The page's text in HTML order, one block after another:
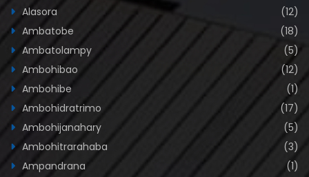
Alasora
(12)
Ambatobe
(18)
Ambatolampy
(5)
Ambohibao
(12)
Ambohibe
(1)
Ambohidratrimo
(17)
Ambohijanahary
(5)
Ambohitrarahaba
(3)
Ampandrana
(1)